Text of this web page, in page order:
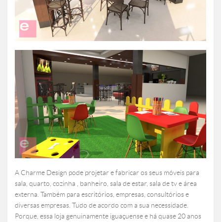
A Charme Design pode projetar e fabricar os seus móveis para
sala, quarto, cozinha , banheiro, sala de estar, sala de tv e área
externa. Também para escritórios, empresas, consultórios e
diversas empresas. Tudo de acordo com a sua necessidade.
Porque, essa loja genuinamente iguaçuense e há quase 20 anos